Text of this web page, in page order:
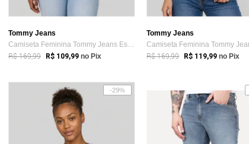
Tommy Jeans
Camiseta Feminina Tommy Jeans Estampa Le...
R$ 169,99 R$ 109,99 no Pix
Tommy Jeans
R$ 169,99 R$ 119,99 no Pix
-29%